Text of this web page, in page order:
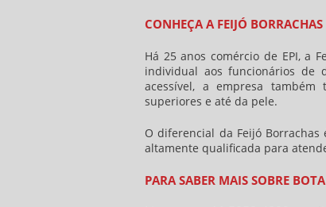
CONHEÇA A FEIJÓ BORRACHAS
Há 25 anos comércio de EPI, a
individual aos funcionários de
acessível, a empresa
superiores e até da pele.
O diferencial da Feijó
altamente qualificada para
PARA SABER MAIS SOBRE